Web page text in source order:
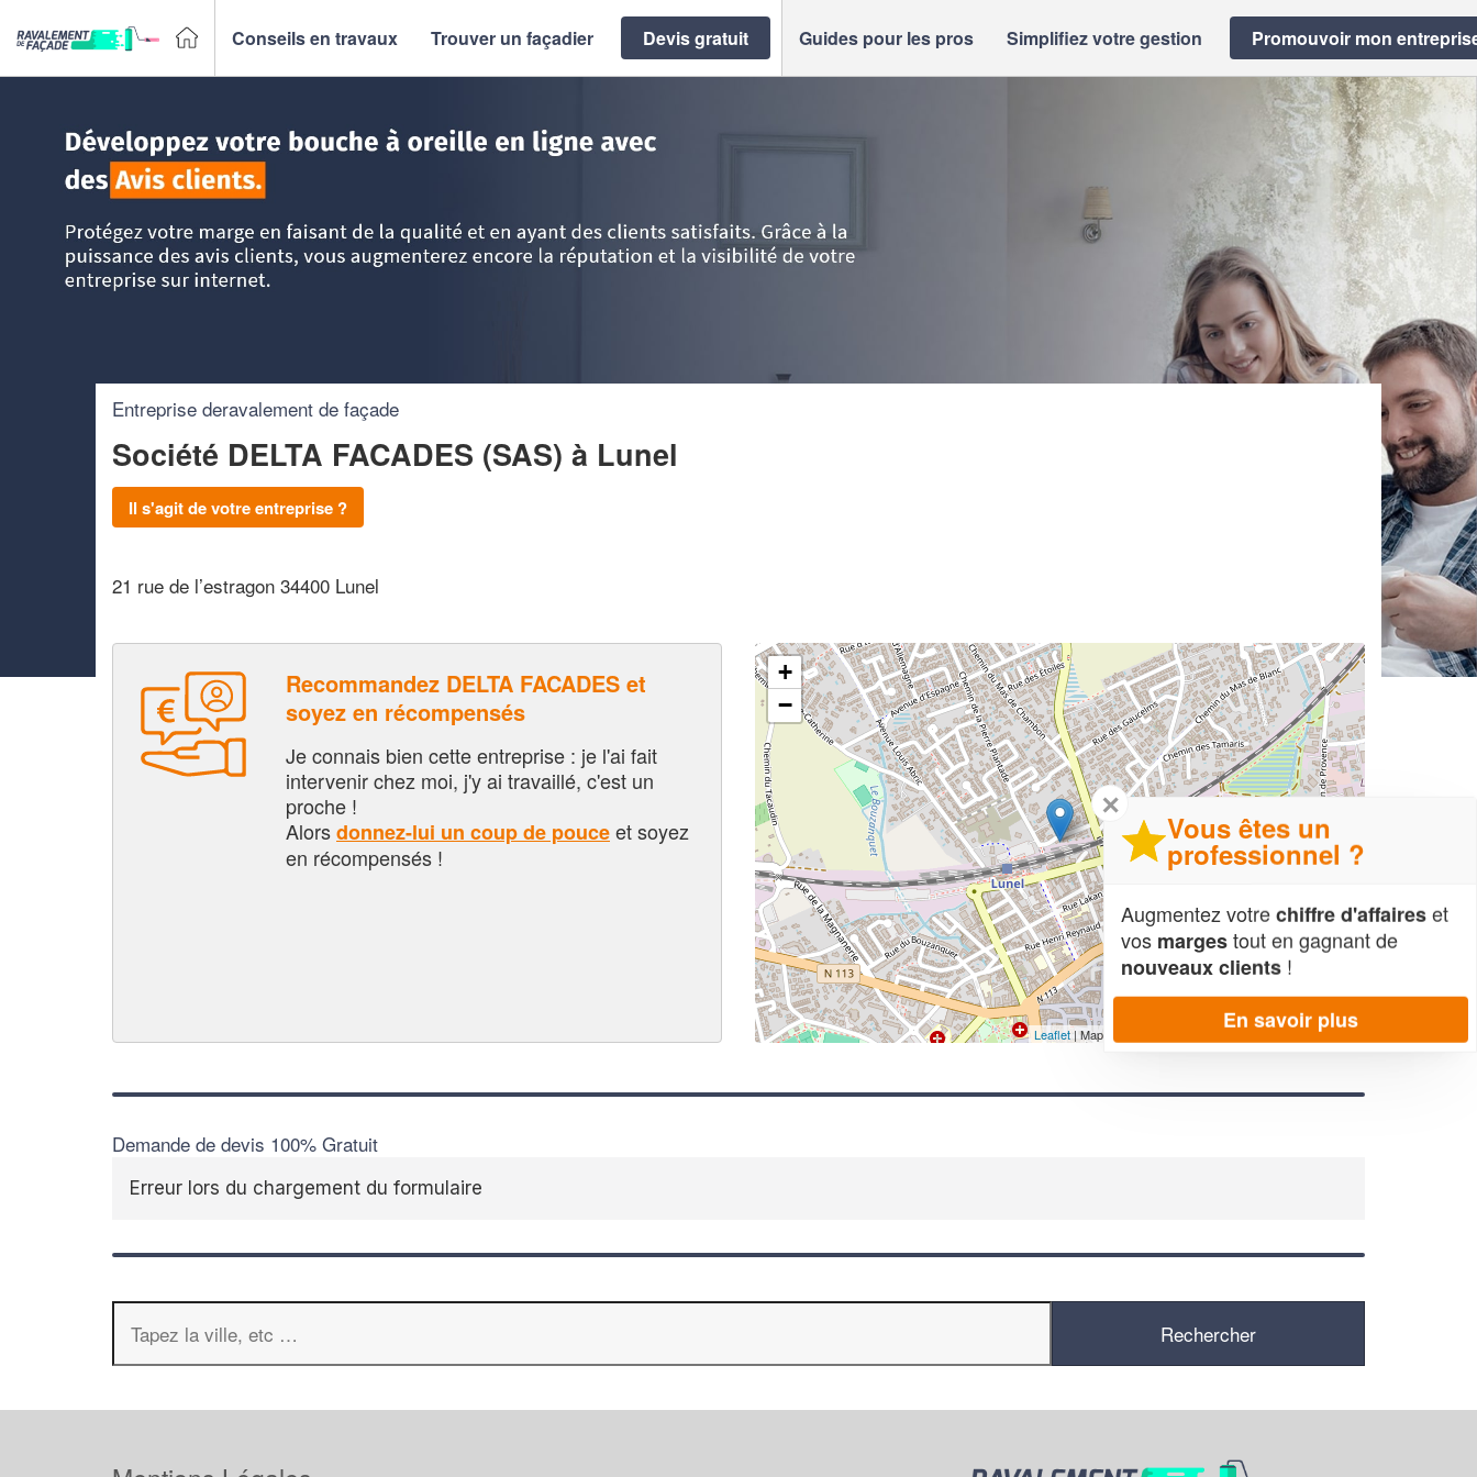
Conseils en travaux Trouver un façadier Devis gratuit Guides pour les pros Simplifiez votre gestion Promouvoir mon
Entreprise deravalement de façade
Société DELTA FACADES (SAS) à Lunel
Il s'agit de votre entreprise ?
21 rue de l’estragon 34400 Lunel
Recommandez DELTA FACADES et
soyez en récompensés
Je connais bien cette entreprise : je l'ai fait
intervenir chez moi, j'y ai travaillé, c'est un
proche !
Alorsdonnez-lui un coup de pouceet soyez
en récompensés !
+
−
Leaflet | Map data © CC-BY-SA
Demande de devis 100% Gratuit
Erreur lors du chargement du formulaire
✕
Vous êtes un
professionnel ?
Augmentez votrechiffre d'affaireset
vos margestout en gagnant de
nouveaux clients !
En savoir plus